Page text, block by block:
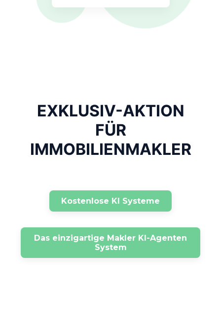
EXKLUSIV-AKTION
FÜR
IMMOBILIENMAKLER
Kostenlose KI Systeme
Das einzigartige Makler KI-Agenten
System